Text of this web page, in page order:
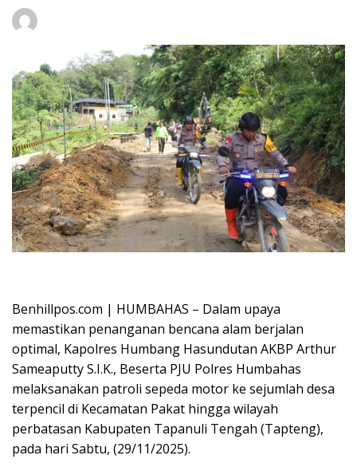
Benhillpos.com | HUMBAHAS – Dalam upaya
memastikan penanganan bencana alam berjalan
optimal, Kapolres Humbang Hasundutan AKBP Arthur
Sameaputty S.I.K., Beserta PJU Polres Humbahas
melaksanakan patroli sepeda motor ke sejumlah desa
terpencil di Kecamatan Pakat hingga wilayah
perbatasan Kabupaten Tapanuli Tengah (Tapteng),
pada hari Sabtu, (29/11/2025).